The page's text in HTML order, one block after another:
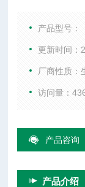
度PID温控仪、
产品型号：
更新时间：
厂商性质：
访问量：
产品咨询
产品介绍